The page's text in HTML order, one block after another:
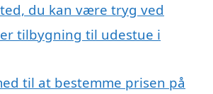
du kan være tryg ved
tilbygning til udestue i
til at bestemme prisen på